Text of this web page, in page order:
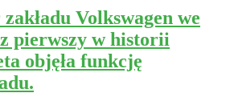
Volkswagen we
pierwszy w historii
objęła funkcję